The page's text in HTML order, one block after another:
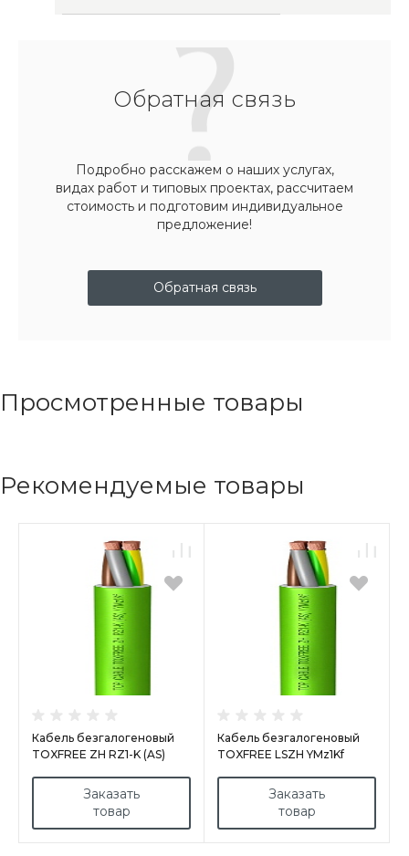
Обратная связь
Подробно расскажем о наших услугах,
видах работ и типовых проектах, рассчитаем
стоимость и подготовим индивидуальное
предложение!
Обратная связь
Просмотренные товары
Рекомендуемые товары
Кабель безгалогеновый
TOXFREE ZH RZ1-K (AS)
Заказать
товар
Кабель безгалогеновый
TOXFREE LSZH YMz1Kf
Заказать
товар